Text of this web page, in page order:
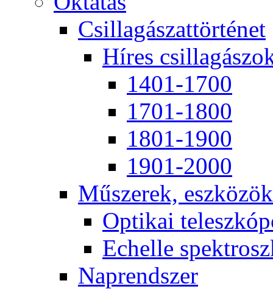
Csil­la­gá­szat­tör­té­net
Hí­res
1401-1700
1701-1800
1801-1900
1901-2000
Mű­sze­rek, esz­kö­zök
Op­ti­kai
Echel­le
Nap­rend­szer